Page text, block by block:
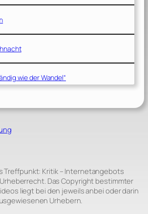
wie der Wandel“
Treffpunkt: Kritik – Internetangebots
Das Copyright bestimmter
liegt bei den jeweils anbei oder darin
Urhebern.